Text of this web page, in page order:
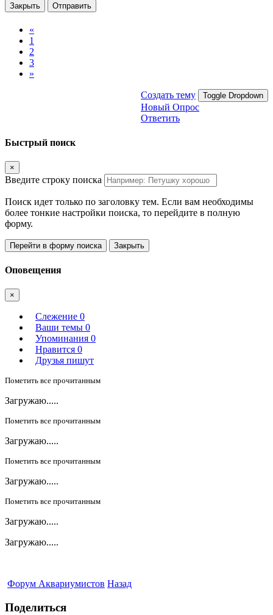
Закрыть Отправить
«
1
2
3
»
Создать тему Toggle Dropdown
Новый Опрос
Ответить
Быстрый поиск
×
Введите строку поиска
Поиск идет только по заголовку тем. Если вам необходимы
более тонкие настройки поиска, то перейдите в полную
форму.
Перейти в форму поиска Закрыть
Оповещения
×
Слежение 0
Ваши темы 0
Упоминания 0
Нравится 0
Друзья пишут
Пометить все прочитанным
Загружаю.....
Пометить все прочитанным
Загружаю.....
Пометить все прочитанным
Загружаю.....
Пометить все прочитанным
Загружаю.....
Загружаю.....
Форум Аквариумистов Назад
Поделиться